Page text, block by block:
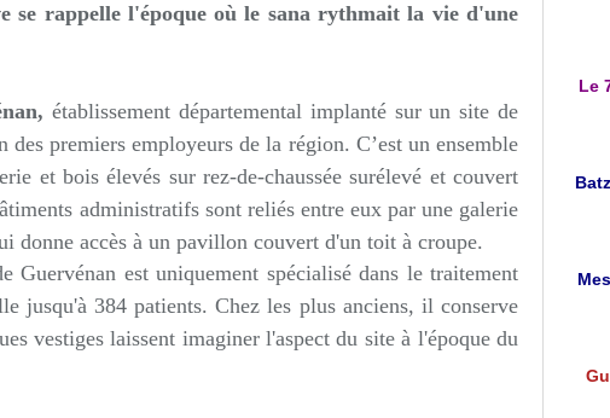
se rappelle l'époque où le sana rythmait la vie d'une
établissement départemental implanté sur un site de
des premiers employeurs de la région. C’est un ensemble
et bois élevés sur rez-de-chaussée surélevé et couvert
administratifs sont reliés entre eux par une galerie
donne accès à un pavillon couvert d'un toit à croupe.
Guervénan est uniquement spécialisé dans le traitement
jusqu'à 384 patients. Chez les plus anciens, il conserve
vestiges laissent imaginer l'aspect du site à l'époque du
Le